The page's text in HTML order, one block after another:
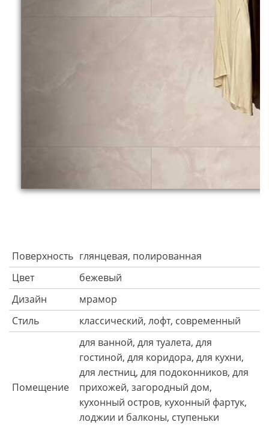
Поверхность глянцевая, полированная
Цвет
бежевый
Дизайн
мрамор
Стиль
классический, лофт, современный
Помещение
для ванной, для туалета, для
гостиной, для коридора, для кухни,
для лестниц, для подоконников, для
прихожей, загородный дом,
кухонный остров, кухонный фартук,
лоджии и балконы, ступеньки